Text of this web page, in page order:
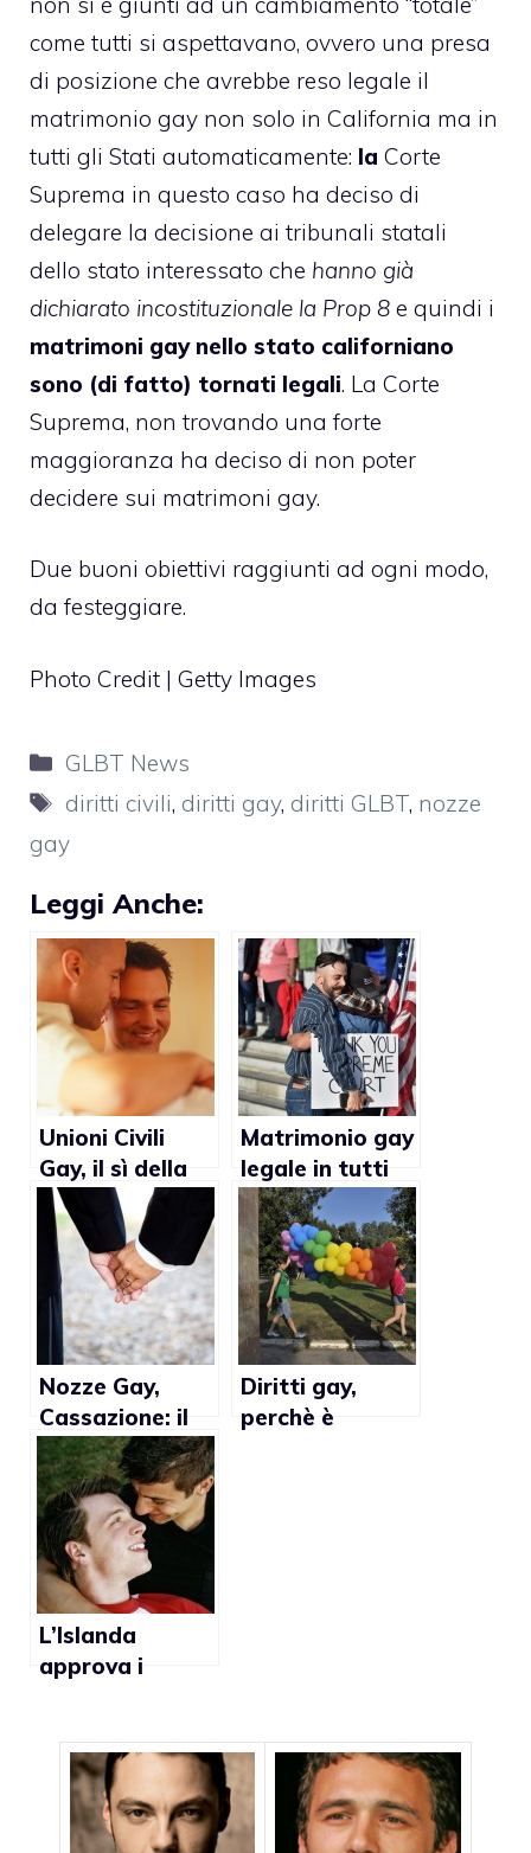
come tutti si aspettavano, ovvero una presa
di posizione che avrebbe reso legale il
matrimonio gay non solo in California ma in
tutti gli Stati automaticamente: la Corte
Suprema in questo caso ha deciso di
delegare la decisione ai tribunali statali
dello stato interessato che hanno già
dichiarato incostituzionale la Prop 8 e quindi i
matrimoni gay nello stato californiano
sono (di fatto) tornati legali. La Corte
Suprema, non trovando una forte
maggioranza ha deciso di non poter
decidere sui matrimoni gay.
Due buoni obiettivi raggiunti ad ogni modo,
da festeggiare.
Photo Credit | Getty Images
Categorie
GLBT News
Tag
diritti civili, diritti gay, diritti GLBT, nozze
gay
Leggi Anche:
Unioni Civili
Gay, il sì della
Grecia
Matrimonio gay
legale in tutti
gli Stati Uniti!
Nozze Gay,
Cassazione: il
no non è
discriminazione
Diritti gay,
perchè è
L’Islanda
approva i